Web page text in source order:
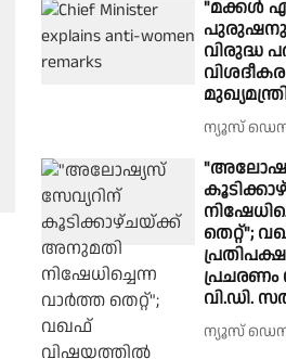
"മക്കൾ
പുരുഷനും
വിരുദ്ധ
ന്യൂസ്
തെറ്റ്";
വി.ഡി.
ന്യൂസ്